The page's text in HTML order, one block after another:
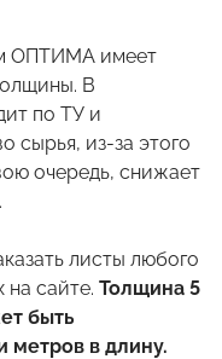
ОПТИМА имеет
В
по ТУ и
сырья, из-за этого
очередь, снижает
листы любого
на сайте. Толщина 5
быть
метров в длину.